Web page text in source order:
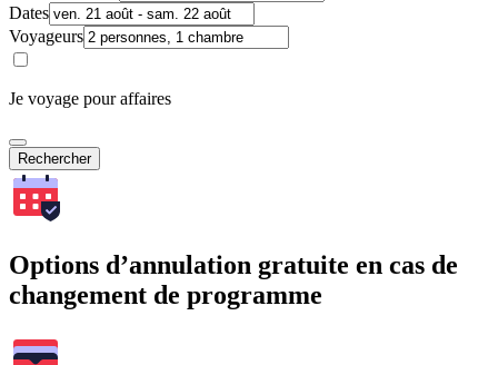
Dates
Voyageurs
Je voyage pour affaires
Rechercher
Options d’annulation gratuite en cas de
changement de programme